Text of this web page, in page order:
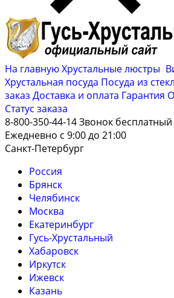
На главнуюХрустальные люстры
Хрустальная посуда Посуда из
заказ Доставка и оплата Гарантия
Cтатус заказа
8-800-350-44-14Звонок бесплатный
Ежедневно с 9:00 до 21:00
Санкт-Петербург
Россия
Брянск
Челябинск
Москва
Екатеринбург
Гусь-Хрустальный
Хабаровск
Иркутск
Ижевск
Казань